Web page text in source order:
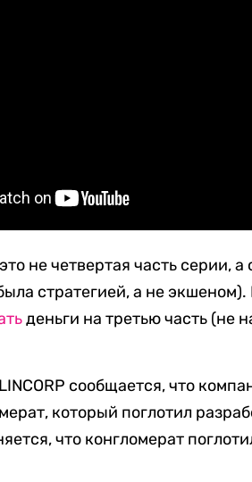
не четвертая часть серии,
стратегией, а не
деньги на третью часть (не
сообщается, что
который поглотил
что конгломерат